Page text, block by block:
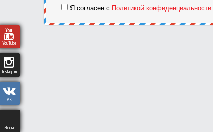
YouTube
Instagram
VK
Telegram
Я согласен с Политикой конфиденциальности